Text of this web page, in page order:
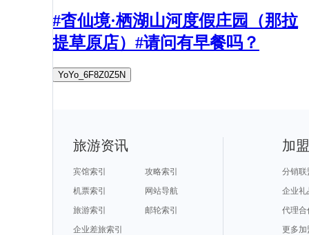
#杳仙境·栖湖山河度假庄园（那拉
提草原店）#请问有早餐吗？
YoYo_6F8Z0Z5N
旅游资讯
宾馆索引
攻略索引
机票索引
网站导航
旅游索引
邮轮索引
企业差旅索引
加
分销联
企业礼
代理合
更多加